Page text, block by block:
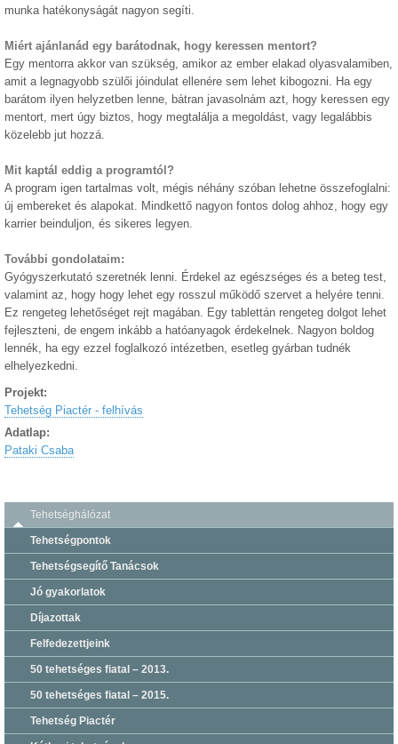
munka hatékonyságát nagyon segíti.
Miért ajánlanád egy barátodnak, hogy keressen mentort?
Egy mentorra akkor van szükség, amikor az ember elakad olyasvalamiben,
amit a legnagyobb szülői jóindulat ellenére sem lehet kibogozni. Ha egy
barátom ilyen helyzetben lenne, bátran javasolnám azt, hogy keressen egy
mentort, mert úgy biztos, hogy megtalálja a megoldást, vagy legalábbis
közelebb jut hozzá.
Mit kaptál eddig a programtól?
A program igen tartalmas volt, mégis néhány szóban lehetne összefoglalni:
új embereket és alapokat. Mindkettő nagyon fontos dolog ahhoz, hogy egy
karrier beinduljon, és sikeres legyen.
További gondolataim:
Gyógyszerkutató szeretnék lenni. Érdekel az egészséges és a beteg test,
valamint az, hogy hogy lehet egy rosszul működő szervet a helyére tenni.
Ez rengeteg lehetőséget rejt magában. Egy tablettán rengeteg dolgot lehet
fejleszteni, de engem inkább a hatóanyagok érdekelnek. Nagyon boldog
lennék, ha egy ezzel foglalkozó intézetben, esetleg gyárban tudnék
elhelyezkedni.
Projekt:
Tehetség Piactér - felhívás
Adatlap:
Pataki Csaba
Tehetséghálózat
Tehetségpontok
Tehetségsegítő Tanácsok
Jó gyakorlatok
Díjazottak
Felfedezettjeink
50 tehetséges fiatal – 2013.
50 tehetséges fiatal – 2015.
Tehetség Piactér